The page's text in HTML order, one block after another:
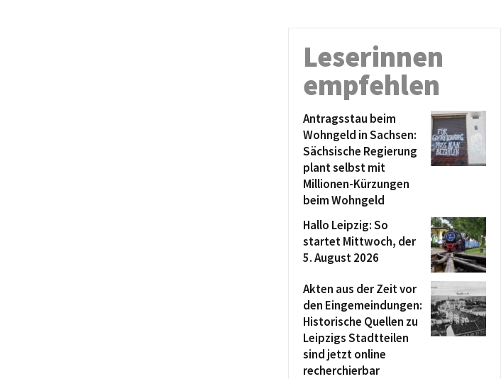
Leserinnen
empfehlen
Antragsstau beim
Wohngeld in Sachsen:
Sächsische Regierung
plant selbst mit
Millionen-Kürzungen
beim Wohngeld
Hallo Leipzig: So
startet Mittwoch, der
5. August 2026
Akten aus der Zeit vor
den Eingemeindungen:
Historische Quellen zu
Leipzigs Stadtteilen
sind jetzt online
recherchierbar